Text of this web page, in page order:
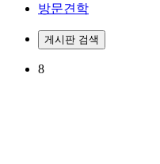
방문견학
게시판 검색
8